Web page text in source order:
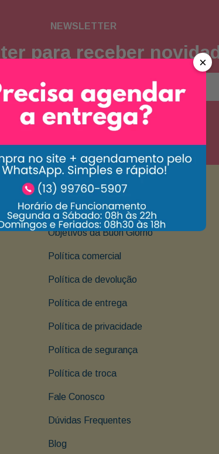
NEWSLETTER
para receber
Concordo com a política de privacidade
Institucional
Objetivos da Buon Giorno
Política comercial
Política de devolução
Política de entrega
Política de privacidade
Política de segurança
Política de troca
Fale Conosco
Dúvidas Frequentes
Blog
×